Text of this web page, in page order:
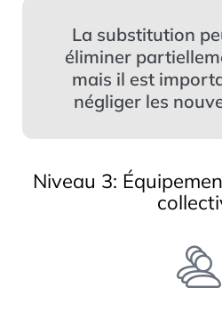
La substitution
éliminer
mais il est
négliger les
Niveau 3: